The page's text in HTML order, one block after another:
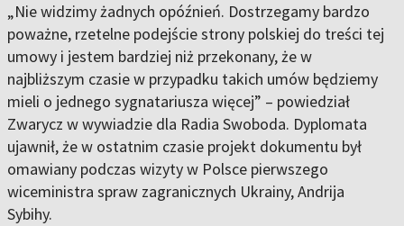
„Nie widzimy żadnych opóźnień. Dostrzegamy bardzo
poważne, rzetelne podejście strony polskiej do treści tej
umowy i jestem bardziej niż przekonany, że w
najbliższym czasie w przypadku takich umów będziemy
mieli o jednego sygnatariusza więcej” – powiedział
Zwarycz w wywiadzie dla Radia Swoboda. Dyplomata
ujawnił, że w ostatnim czasie projekt dokumentu był
omawiany podczas wizyty w Polsce pierwszego
wiceministra spraw zagranicznych Ukrainy, Andrija
Sybihy.